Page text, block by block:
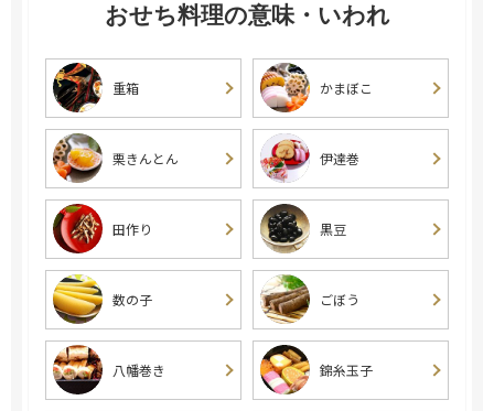
おせち料理の意味・いわれ
重箱 かまぼこ
栗きんとん 伊達巻
田作り 黒豆
数の子 ごぼう
八幡巻き 錦糸玉子